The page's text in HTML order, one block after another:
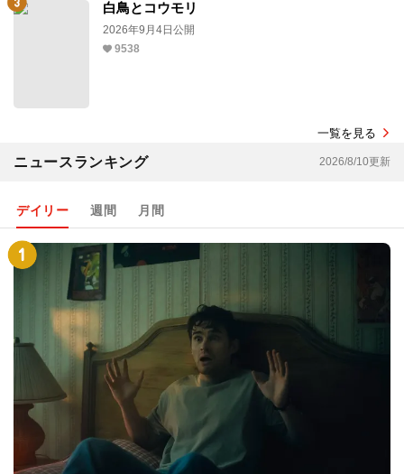
白鳥とコウモリ
2026年9月4日公開
9538
一覧を見る
ニュースランキング 2026/8/10更新
デイリー 週間 月間